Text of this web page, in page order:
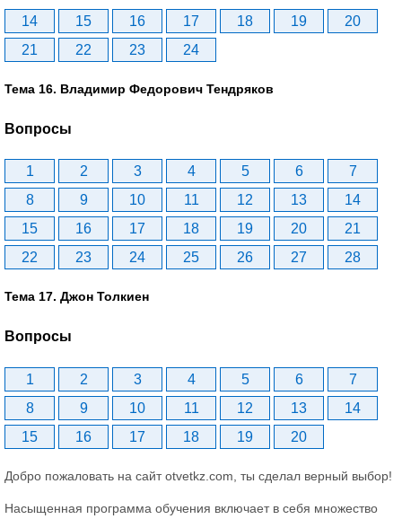
14 15 16 17 18 19
20
21
22 23 24
Тема 16. Владимир Федорович Тендряков
Вопросы
1 2 3 4 5 6
7
8
9 10 11 12 13
14
15
16 17 18 19 20
21
22
23 24 25 26 27 28
Тема 17. Джон Толкиен
Вопросы
1 2 3 4 5 6
7
8
9 10 11 12 13
14
15
16 17 18 19 20
Добро пожаловать на сайт otvetkz.com, ты сделал верный выбор!
Насыщенная программа обучения включает в себя множество